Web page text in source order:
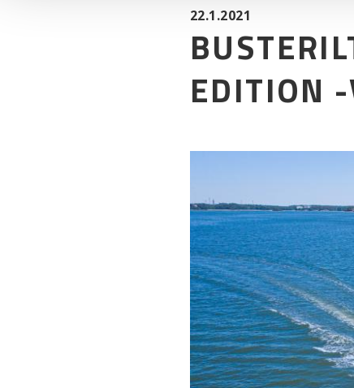
22.1.2021
EDITION